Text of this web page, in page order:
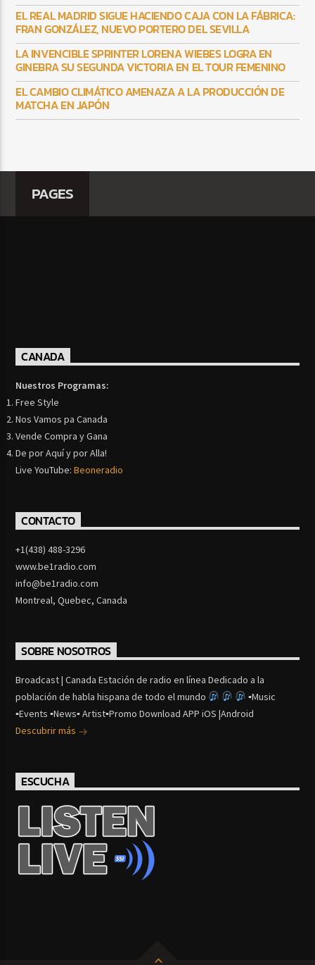
EL REAL MADRID SIGUE HACIENDO CAJA CON LA FÁBRICA:
FRAN GONZÁLEZ, NUEVO PORTERO DEL SEVILLA
LA INVENCIBLE SPRINTER LORENA WIEBES LOGRA EN
GINEBRA SU SEGUNDA VICTORIA EN EL TOUR FEMENINO
EL CAMBIO CLIMÁTICO AMENAZA A LA PRODUCCIÓN DE
MATCHA EN JAPÓN
PAGES
CANADA
Nuestros Programas:
Free Style
Nos Vamos pa Canada
Vende Compra y Gana
De por Aquí y por Alla!
Live YouTube:Beoneradio
CONTACTO
+1(438) 488-3296
www.be1radio.com
info@be1radio.com
Montreal, Quebec, Canada
SOBRE NOSOTROS
Broadcast | Canada Estación de radio en línea Dedicado a la
población de habla hispana de todo el mundo
▪Music
▪Events ▪News▪ Artist▪Promo Download APP iOS |Android
Descubrir más
ESCUCHA